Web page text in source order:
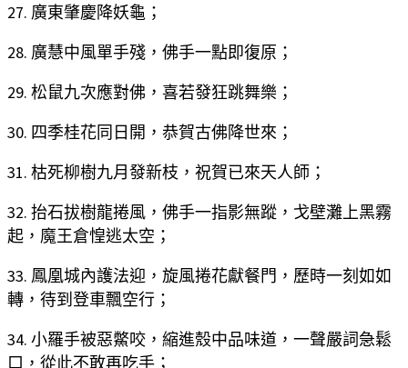
27. 廣東肇慶降妖龜；
28. 廣慧中風單手殘，佛手一點即復原；
29. 松鼠九次應對佛，喜若發狂跳舞樂；
30. 四季桂花同日開，恭賀古佛降世來；
31. 枯死柳樹九月發新枝，祝賀已來天人師；
32. 抬石拔樹龍捲風，佛手一指影無蹤，戈壁灘上黑霧
起，魔王倉惶逃太空；
33. 鳳凰城內護法迎，旋風捲花獻餐門，歷時一刻如如
轉，待到登車飄空行；
34. 小羅手被惡鱉咬，縮進殼中品味道，一聲嚴詞急鬆
口，從此不敢再吃手；